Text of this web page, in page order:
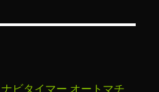
た
ど
ビタイマー オートマチ